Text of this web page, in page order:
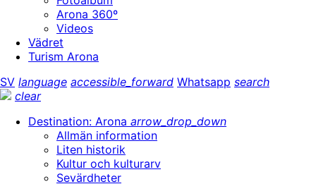
Arona 360º
Videos
Vädret
Turism Arona
SV language accessible_forward Whatsapp search
clear
Destination: Arona arrow_drop_down
Allmän information
Liten historik
Kultur och kulturarv
Sevärdheter